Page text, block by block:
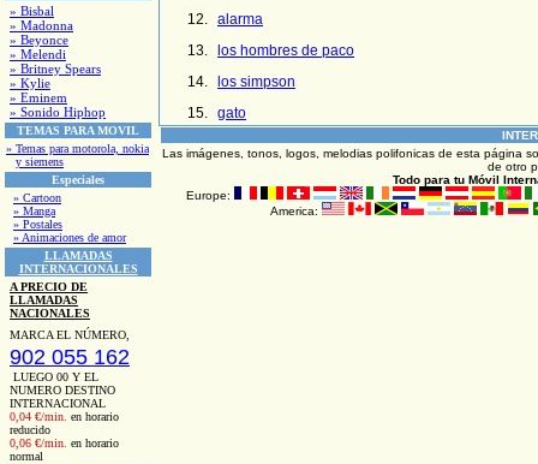
» Bisbal
» Madonna
» Beyonce
» Melendi
» Britney Spears
» Kylie
» Eminem
» Sonido Hiphop
TEMAS PARA MOVIL
» Temas para motorola, nokia
y siemens
Especiales
» Cartoon
» Manga
» Postales
» Animaciones de amor
LLAMADAS
INTERNACIONALES
A PRECIO DE
LLAMADAS
NACIONALES
MARCA EL NÚMERO,
902 055 162
LUEGO 00 Y EL
NUMERO DESTINO
INTERNACIONAL
0,04 €/min. en horario
reducido
0,06 €/min. en horario
normal
alarma
los hombres de paco
los simpson
gato
Las imágenes, tonos, logos, melodias polifonicas de esta página
de otro
Todo para tu Móvil
Europe:
America: